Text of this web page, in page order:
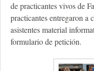
de practicantes vivos de
practicantes entregaron a
asistentes material
formulario de petición.